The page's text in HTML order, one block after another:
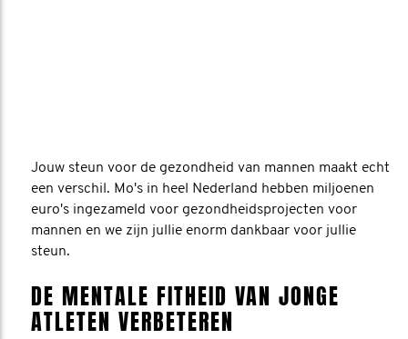
Jouw steun voor de gezondheid van mannen maakt echt
een verschil. Mo's in heel Nederland hebben miljoenen
euro's ingezameld voor gezondheidsprojecten voor
mannen en we zijn jullie enorm dankbaar voor jullie
steun.
DE MENTALE FITHEID VAN JONGE
ATLETEN VERBETEREN